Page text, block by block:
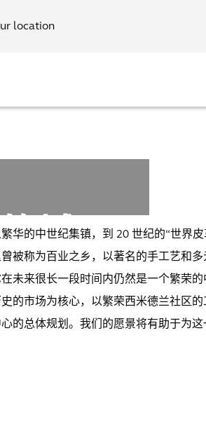
location
城
繁华的中世纪集镇，到 20 世纪的“世界
曾被称为百业之乡，以著名的手工艺和
未来很长一段时间内仍然是一个繁荣
史的市场为核心，以繁荣西米德兰社区
心的总体规划。我们的愿景将有助于为